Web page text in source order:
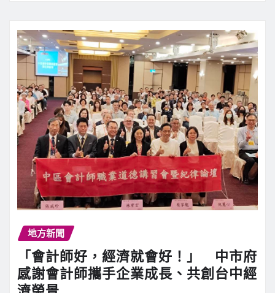
地方新聞
「會計師好，經濟就會好！」 中市府
感謝會計師攜手企業成長、共創台中經